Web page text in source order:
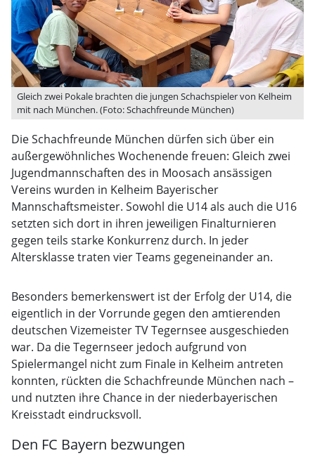
Gleich zwei Pokale brachten die jungen Schachspieler von Kelheim
mit nach München. (Foto: Schachfreunde München)
Die Schachfreunde München dürfen sich über ein
außergewöhnliches Wochenende freuen: Gleich zwei
Jugendmannschaften des in Moosach ansässigen
Vereins wurden in Kelheim Bayerischer
Mannschaftsmeister. Sowohl die U14 als auch die U16
setzten sich dort in ihren jeweiligen Finalturnieren
gegen teils starke Konkurrenz durch. In jeder
Altersklasse traten vier Teams gegeneinander an.
Besonders bemerkenswert ist der Erfolg der U14, die
eigentlich in der Vorrunde gegen den amtierenden
deutschen Vizemeister TV Tegernsee ausgeschieden
war. Da die Tegernseer jedoch aufgrund von
Spielermangel nicht zum Finale in Kelheim antreten
konnten, rückten die Schachfreunde München nach –
und nutzten ihre Chance in der niederbayerischen
Kreisstadt eindrucksvoll.
Den FC Bayern bezwungen